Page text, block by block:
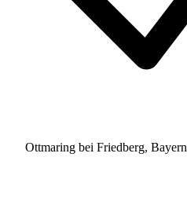
Ottmaring bei Friedberg, Bayern